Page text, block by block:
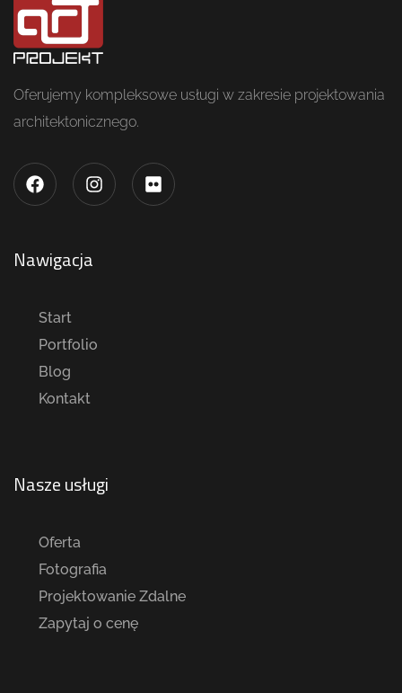
Oferujemy kompleksowe usługi w zakresie projektowania
architektonicznego.
Nawigacja
Start
Portfolio
Blog
Kontakt
Nasze usługi
Oferta
Fotografia
Projektowanie Zdalne
Zapytaj o cenę